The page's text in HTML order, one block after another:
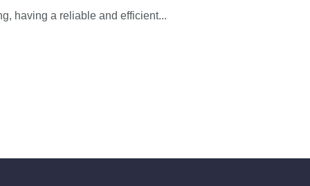
having a reliable and efficient...